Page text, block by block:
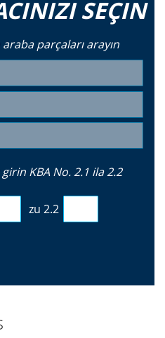
SEÇIN
parçaları arayın
KBA No. 2.1 ila 2.2
zu 2.2